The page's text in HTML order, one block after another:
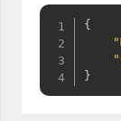
{
}